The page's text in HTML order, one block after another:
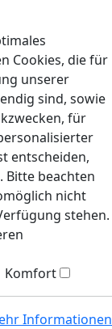
Cookies, die für
unserer
sind, sowie
für
entscheiden,
Bitte beachten
nicht
stehen.
Komfort
Informationen